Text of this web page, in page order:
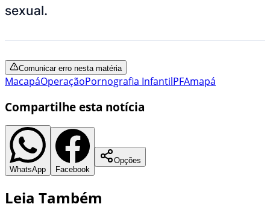
sexual.
Comunicar erro nesta matéria
MacapáOperaçãoPornografia InfantilPFAmapá
Compartilhe esta notícia
WhatsApp Facebook
Opções
Leia Também